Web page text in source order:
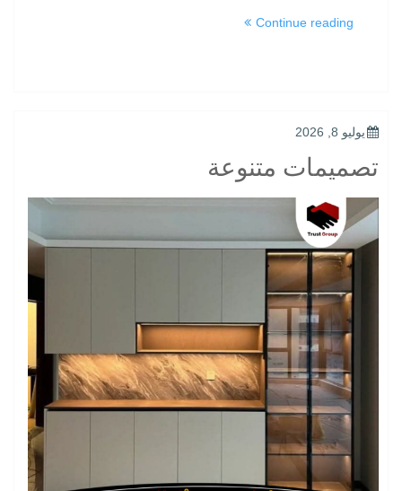
Continue reading
“حلول
POSTED
يوليو 8, 2026
تصميمات متنوعة